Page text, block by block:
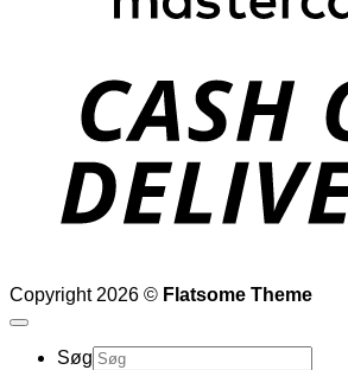
Copyright 2026 © Flatsome Theme
Søg